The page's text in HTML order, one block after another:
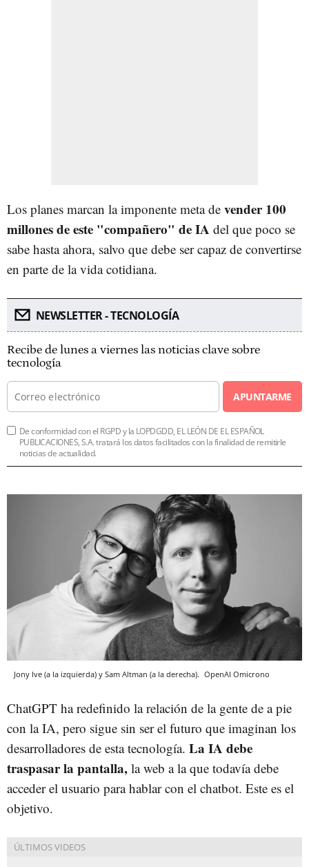
Los planes marcan la imponente meta de vender 100
millones de este "compañero" de IA del que poco se
sabe hasta ahora, salvo que debe ser capaz de convertirse
en parte de la vida cotidiana.
NEWSLETTER - TECNOLOGÍA
Recibe de lunes a viernes las noticias clave sobre
tecnología
APUNTARME
De conformidad con el RGPD y la LOPDGDD, EL LEÓN DE EL ESPAÑOL
PUBLICACIONES, S.A. tratará los datos facilitados con la finalidad de remitirle
noticias de actualidad.
Jony Ive (a la izquierda) y Sam Altman (a la derecha). OpenAI Omicrono
ChatGPT ha redefinido la relación de la gente de a pie
con la IA, pero sigue sin ser el futuro que imaginan los
desarrolladores de esta tecnología. La IA debe
traspasar la pantalla, la web a la que todavía debe
acceder el usuario para hablar con el chatbot. Este es el
objetivo.